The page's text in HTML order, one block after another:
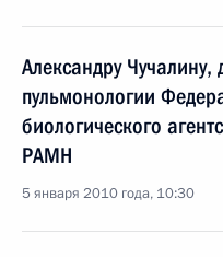
Александру
пульмонологии
биологического
РАМН
5 января 2010 года, 10:30